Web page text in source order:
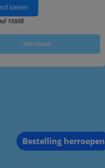
Bestelling herroepen